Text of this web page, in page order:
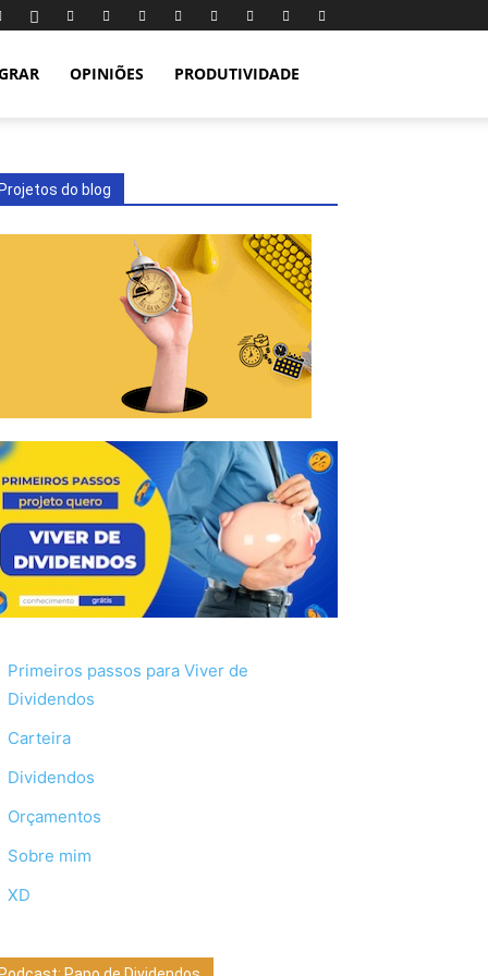
OPINIÕES PRODUTIVIDADE
do blog
Primeiros passos para Viver de
Dividendos
Carteira
Dividendos
Orçamentos
Sobre mim
XD